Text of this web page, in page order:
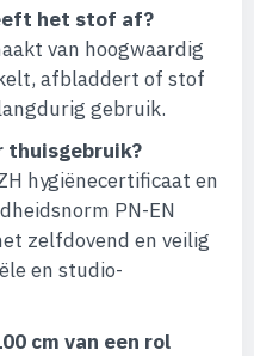
het stof af?
van hoogwaardig
afbladdert of stof
gebruik.
thuisgebruik?
hygiënecertificaat en
PN-EN
zelfdovend en veilig
en studio-
cm van een rol